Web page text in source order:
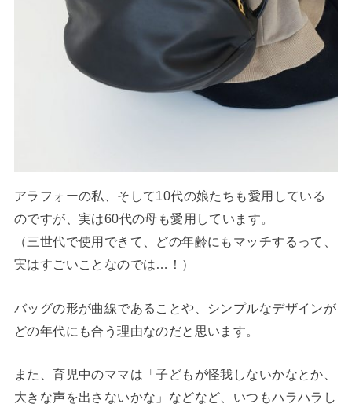
アラフォーの私、そして10代の娘たちも愛用している
のですが、実は60代の母も愛用しています。
（三世代で使用できて、どの年齢にもマッチするって、
実はすごいことなのでは…！）
バッグの形が曲線であることや、シンプルなデザインが
どの年代にも合う理由なのだと思います。
また、育児中のママは「子どもが怪我しないかなとか、
大きな声を出さないかな」などなど、いつもハラハラし